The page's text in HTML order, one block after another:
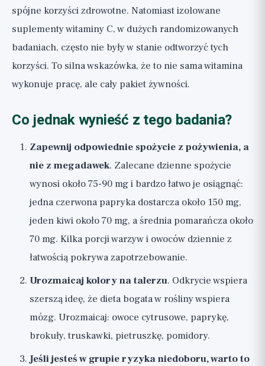
spójne korzyści zdrowotne. Natomiast izolowane
suplementy witaminy C, w dużych randomizowanych
badaniach, często nie były w stanie odtworzyć tych
korzyści. To silna wskazówka, że to nie sama witamina
wykonuje pracę, ale cały pakiet żywności.
Co jednak wynieść z tego badania?
Zapewnij odpowiednie spożycie z pożywienia, a
nie z megadawek. Zalecane dzienne spożycie
wynosi około 75-90 mg i bardzo łatwo je osiągnąć:
jedna czerwona papryka dostarcza około 150 mg,
jeden kiwi około 70 mg, a średnia pomarańcza około
70 mg. Kilka porcji warzyw i owoców dziennie z
łatwością pokrywa zapotrzebowanie.
Urozmaicaj kolory na talerzu. Odkrycie wspiera
szerszą ideę, że dieta bogata w rośliny wspiera
mózg. Urozmaicaj: owoce cytrusowe, paprykę,
brokuły, truskawki, pietruszkę, pomidory.
Jeśli jesteś w grupie ryzyka niedoboru, warto to